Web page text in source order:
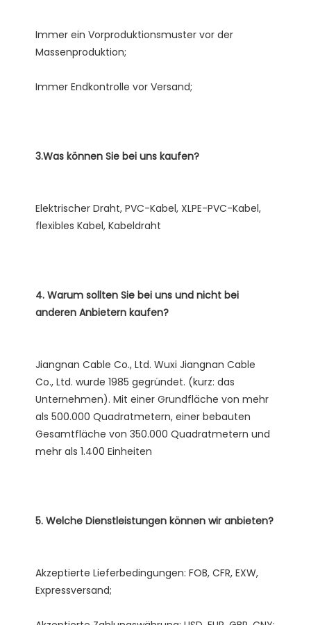
Immer ein Vorproduktionsmuster vor der
Elektrischer Draht, PVC-Kabel, XLPE-PVC-Kabel,
4. Warum sollten Sie bei uns und nicht bei
Jiangnan Cable Co., Ltd. Wuxi Jiangnan Cable
Co., Ltd. wurde 1985 gegründet. (kurz: das
Unternehmen). Mit einer Grundfläche von mehr
als 500.000 Quadratmetern, einer bebauten
Gesamtfläche von 350.000 Quadratmetern und
Akzeptierte Lieferbedingungen: FOB, CFR, EXW,